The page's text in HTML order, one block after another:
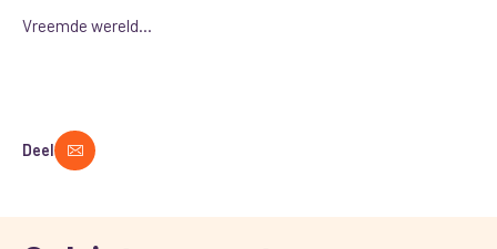
Vreemde wereld…
Deel